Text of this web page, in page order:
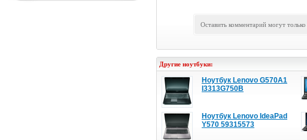
Оставить комментарий могут только
Другие ноутбуки:
Ноутбук Lenovo G570A1
I3313G750B
Ноутбук Lenovo IdeaPad
Y570 59315573